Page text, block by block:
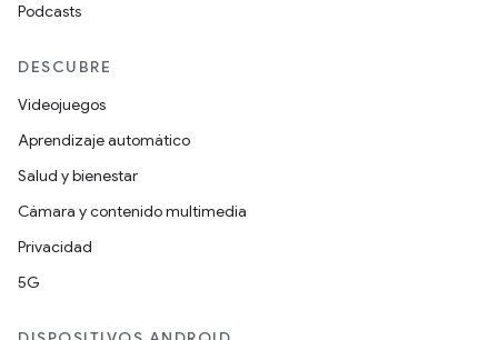
Podcasts
DESCUBRE
Videojuegos
Aprendizaje automático
Salud y bienestar
Cámara y contenido multimedia
Privacidad
5G